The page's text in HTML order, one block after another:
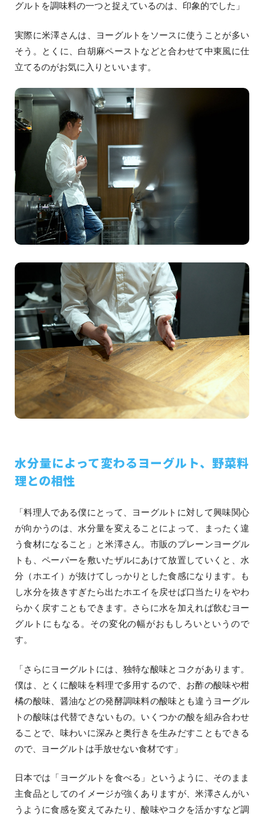
グルトを調味料の一つと捉えているのは、印象的でした」
実際に米澤さんは、ヨーグルトをソースに使うことが多い
そう。とくに、白胡麻ペーストなどと合わせて中東風に仕
立てるのがお気に入りといいます。
水分量によって変わるヨーグルト、野菜料
理との相性
「料理人である僕にとって、ヨーグルトに対して興味関心
が向かうのは、水分量を変えることによって、まったく違
う食材になること」と米澤さん。市販のプレーンヨーグル
トも、ペーパーを敷いたザルにあけて放置していくと、水
分（ホエイ）が抜けてしっかりとした食感になります。も
し水分を抜きすぎたら出たホエイを戻せば口当たりをやわ
らかく戻すこともできます。さらに水を加えれば飲むヨー
グルトにもなる。その変化の幅がおもしろいというので
す。
「さらにヨーグルトには、独特な酸味とコクがあります。
僕は、とくに酸味を料理で多用するので、お酢の酸味や柑
橘の酸味、醤油などの発酵調味料の酸味とも違うヨーグル
トの酸味は代替できないもの。いくつかの酸を組み合わせ
ることで、味わいに深みと奥行きを生みだすこともできる
ので、ヨーグルトは手放せない食材です」
日本では「ヨーグルトを食べる」というように、そのまま
主食品としてのイメージが強くありますが、米澤さんがい
うように食感を変えてみたり、酸味やコクを活かすなど調